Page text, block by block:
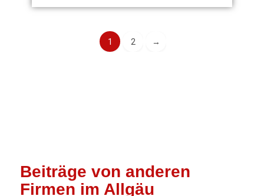
1 2 →
Beiträge von anderen
Firmen im Allgäu